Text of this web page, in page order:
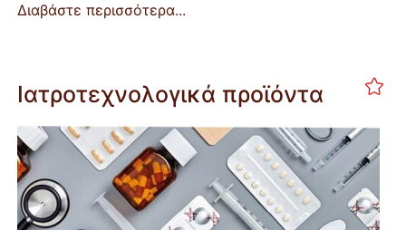
Διαβάστε περισσότερα...
Ιατροτεχνολογικά προϊόντα